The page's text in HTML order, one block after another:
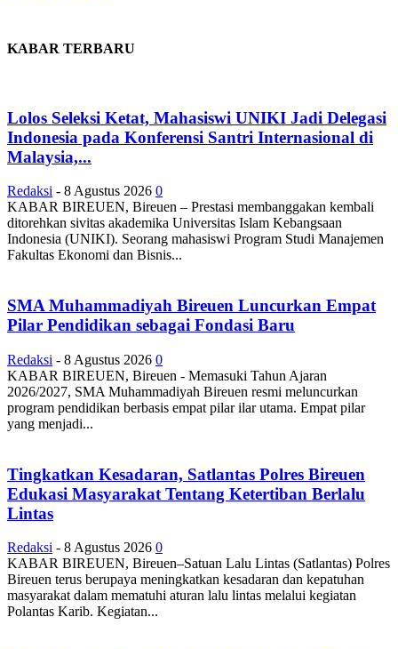
KABAR TERBARU
Lolos Seleksi Ketat, Mahasiswi UNIKI Jadi Delegasi
Indonesia pada Konferensi Santri Internasional di
Malaysia,...
Redaksi - 8 Agustus 2026 0
KABAR BIREUEN, Bireuen – Prestasi membanggakan kembali
ditorehkan sivitas akademika Universitas Islam Kebangsaan
Indonesia (UNIKI). Seorang mahasiswi Program Studi Manajemen
Fakultas Ekonomi dan Bisnis...
SMA Muhammadiyah Bireuen Luncurkan Empat
Pilar Pendidikan sebagai Fondasi Baru
Redaksi - 8 Agustus 2026 0
KABAR BIREUEN, Bireuen - Memasuki Tahun Ajaran
2026/2027, SMA Muhammadiyah Bireuen resmi meluncurkan
program pendidikan berbasis empat pilar ilar utama. Empat pilar
yang menjadi...
Tingkatkan Kesadaran, Satlantas Polres Bireuen
Edukasi Masyarakat Tentang Ketertiban Berlalu
Lintas
Redaksi - 8 Agustus 2026 0
KABAR BIREUEN, Bireuen–Satuan Lalu Lintas (Satlantas) Polres
Bireuen terus berupaya meningkatkan kesadaran dan kepatuhan
masyarakat dalam mematuhi aturan lalu lintas melalui kegiatan
Polantas Karib. Kegiatan...